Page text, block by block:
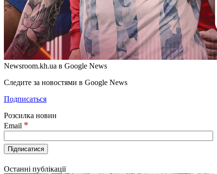
Newsroom.kh.ua в Google News
Следите за новостями в Google News
Подписаться
Розсилка новин
Email *
Останні публікації